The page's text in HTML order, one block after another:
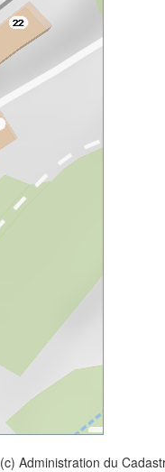
(c) Administration du